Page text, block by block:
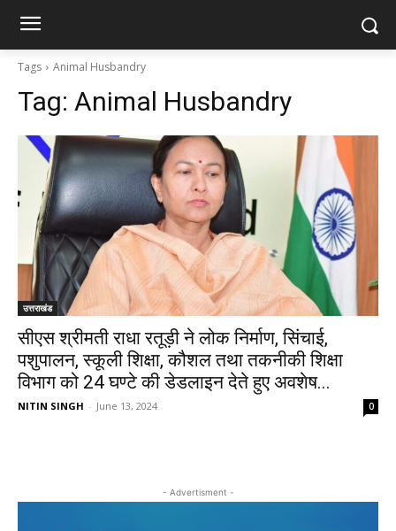
Tags Animal Husbandry
Tag: Animal Husbandry
उत्तराखंड
सीएस श्रीमती राधा रतूड़ी ने लोक निर्माण, सिंचाई,
पशुपालन, स्कूली शिक्षा, कौशल तथा तकनीकी शिक्षा
विभाग को 24 घण्टे की डेडलाइन देते हुए अवशेष...
NITIN SINGH - June 13, 2024 0
- Advertisment -